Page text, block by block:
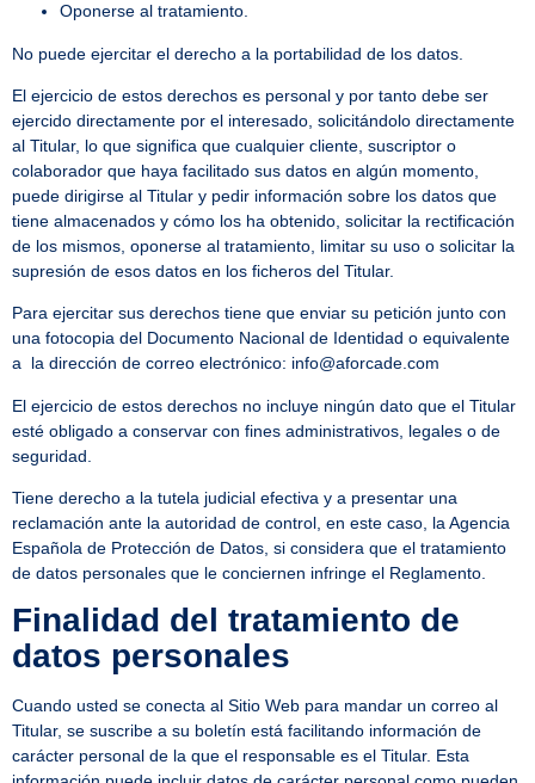
Oponerse al tratamiento.
No puede ejercitar el derecho a la portabilidad de los datos.
El ejercicio de estos derechos es personal y por tanto debe ser
ejercido directamente por el interesado, solicitándolo directamente
al Titular, lo que significa que cualquier cliente, suscriptor o
colaborador que haya facilitado sus datos en algún momento,
puede dirigirse al Titular y pedir información sobre los datos que
tiene almacenados y cómo los ha obtenido, solicitar la rectificación
de los mismos, oponerse al tratamiento, limitar su uso o solicitar la
supresión de esos datos en los ficheros del Titular.
Para ejercitar sus derechos tiene que enviar su petición junto con
una fotocopia del Documento Nacional de Identidad o equivalente
a la dirección de correo electrónico: info@aforcade.com
El ejercicio de estos derechos no incluye ningún dato que el Titular
esté obligado a conservar con fines administrativos, legales o de
seguridad.
Tiene derecho a la tutela judicial efectiva y a presentar una
reclamación ante la autoridad de control, en este caso, la Agencia
Española de Protección de Datos, si considera que el tratamiento
de datos personales que le conciernen infringe el Reglamento.
Finalidad del tratamiento de
datos personales
Cuando usted se conecta al Sitio Web para mandar un correo al
Titular, se suscribe a su boletín está facilitando información de
carácter personal de la que el responsable es el Titular. Esta